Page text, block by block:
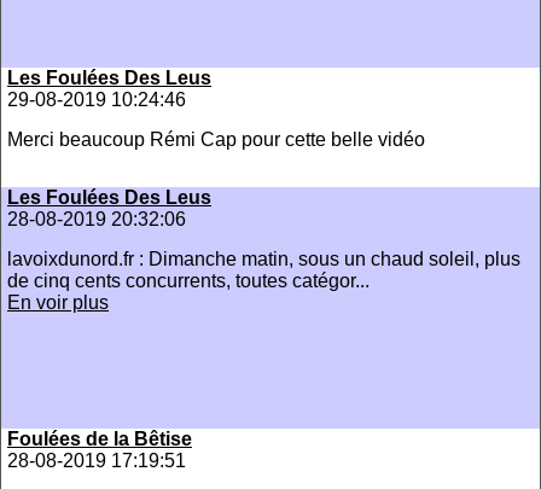
Les Foulées Des Leus
29-08-2019 10:24:46
Merci beaucoup Rémi Cap pour cette belle vidéo
Les Foulées Des Leus
28-08-2019 20:32:06
lavoixdunord.fr : Dimanche matin, sous un chaud soleil, plus
de cinq cents concurrents, toutes catégor...
En voir plus
Foulées de la Bêtise
28-08-2019 17:19:51